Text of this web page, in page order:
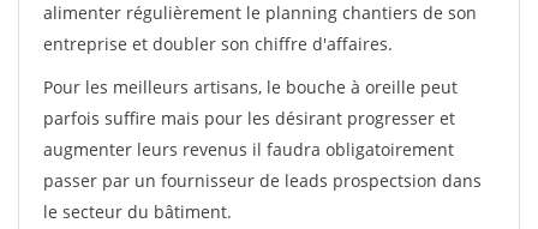
alimenter régulièrement le planning chantiers de son
entreprise et doubler son chiffre d'affaires.
Pour les meilleurs artisans, le bouche à oreille peut
parfois suffire mais pour les désirant progresser et
augmenter leurs revenus il faudra obligatoirement
passer par un fournisseur de leads prospectsion dans
le secteur du bâtiment.